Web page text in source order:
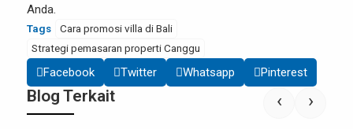
Anda.
Tags
Cara promosi villa di Bali
Strategi pemasaran properti Canggu
Facebook Twitter Whatsapp Pinterest
Blog Terkait ‹ ›